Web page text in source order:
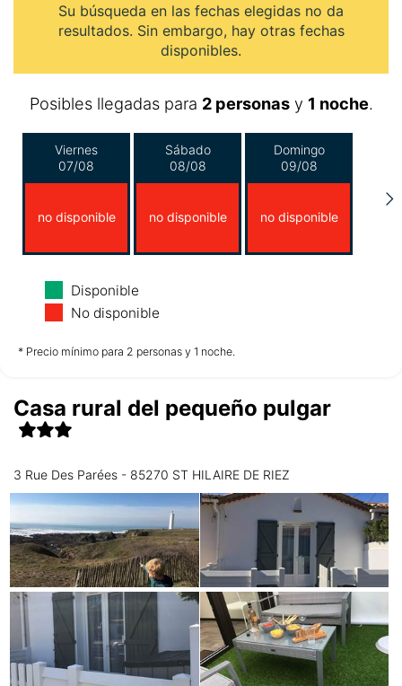
Su búsqueda en las fechas elegidas no da
resultados. Sin embargo, hay otras fechas
disponibles.
Posibles llegadas para 2 personasy 1 noche.
Viernes
07/08
no disponible
Sábado
08/08
no disponible
Domingo
09/08
no disponible
Lunes
10/08
no disponible no disponible
Jueves
no disponible
Disponible
No disponible
* Precio mínimo para 2 personas y 1 noche.
Casa rural del pequeño pulgar
3 Rue Des Parées - 85270 ST HILAIRE DE RIEZ